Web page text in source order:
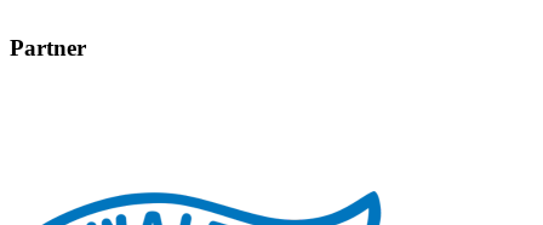
Partner